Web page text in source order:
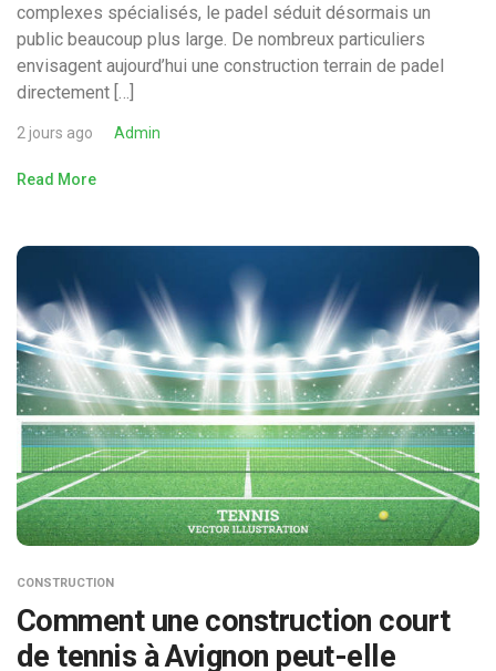
complexes spécialisés, le padel séduit désormais un
public beaucoup plus large. De nombreux particuliers
envisagent aujourd’hui une construction terrain de padel
directement […]
2 jours ago Admin
Read More
CONSTRUCTION
Comment une construction court
de tennis à Avignon peut-elle